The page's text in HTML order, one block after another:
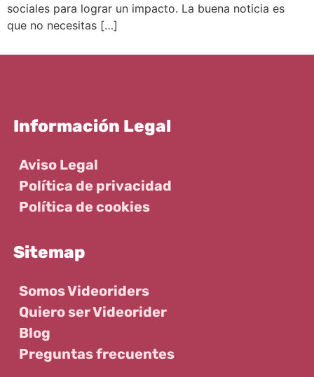
sociales para lograr un impacto. La buena noticia es
que no necesitas […]
Información Legal
Aviso Legal
Política de privacidad
Política de cookies
Sitemap
Somos Videoriders
Quiero ser Videorider
Blog
Preguntas frecuentes